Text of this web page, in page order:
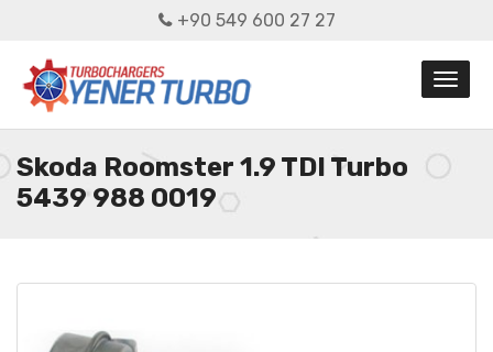
+90 549 600 27 27
Skoda Roomster 1.9 TDI Turbo
5439 988 0019